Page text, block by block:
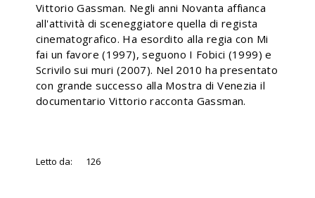
Vittorio Gassman. Negli anni Novanta affianca
all'attività di sceneggiatore quella di regista
cinematografico. Ha esordito alla regia con Mi
fai un favore (1997), seguono I Fobici (1999) e
Scrivilo sui muri (2007). Nel 2010 ha presentato
con grande successo alla Mostra di Venezia il
documentario Vittorio racconta Gassman.
Letto da: 126